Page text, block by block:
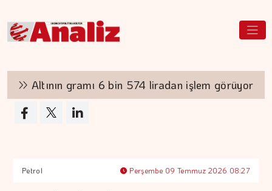
Altının gramı 6 bin 574 liradan işlem görüyor
Petrol Perşembe 09 Temmuz 2026 08:27